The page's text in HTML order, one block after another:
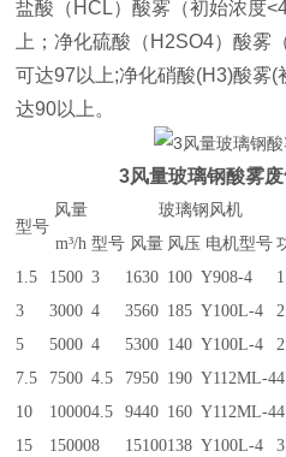
盐酸（HCL）酸雾（初始浓度
上；净化硫酸（H2SO4）酸雾
可达97以上;净化硝酸(H3)酸雾
达90以上。
3风量玻璃钢酸雾
型号
风量
m³/h
玻璃钢风机
型号 风量 风压 电机型号
1.5
1500 3 1630 100 Y908-4
3
3000 4 3560 185 Y100L-4
5
5000 4 5300 140 Y100L-4
7.5
7500 4.5 7950 190 Y112ML-44
10
100004.5 9440 160 Y112ML-44
15
150008 15100138 Y100L-4 3